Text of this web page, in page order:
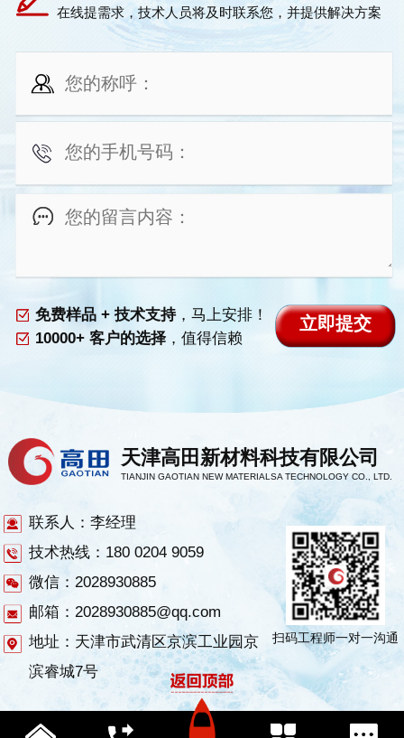
在线提需求，技术人员将及时联系您，并提供解决方案
免费样品 + 技术支持，马上安排！
10000+ 客户的选择，值得信赖
天津高田新材料科技有限公司
TIANJIN GAOTIAN NEW MATERIALSA TECHNOLOGY CO., LTD.
联系人：李经理
技术热线：180 0204 9059
微信：2028930885
邮箱：2028930885@qq.com
地址：天津市武清区京滨工业园京
滨睿城7号
扫码工程师一对一沟通